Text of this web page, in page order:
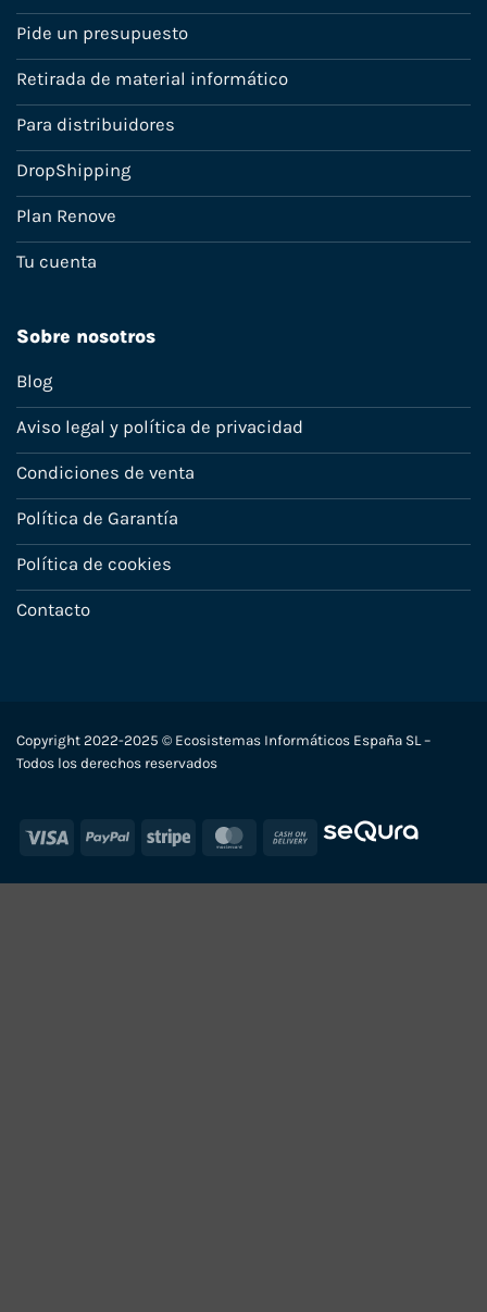
Pide un presupuesto
Retirada de material informático
Para distribuidores
DropShipping
Plan Renove
Tu cuenta
Sobre nosotros
Blog
Aviso legal y política de privacidad
Condiciones de venta
Política de Garantía
Política de cookies
Contacto
Copyright 2022-2025 © Ecosistemas Informáticos España SL –
Todos los derechos reservados
Visa PayPal Stripe MasterCard
Cash